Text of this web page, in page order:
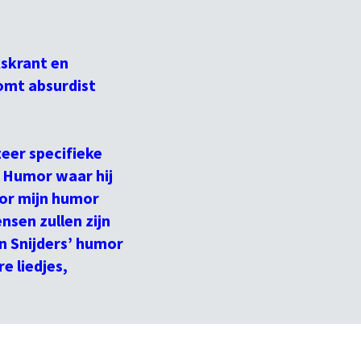
en
absurdist
specifieke
waar hij
mijn humor
zullen zijn
Snijders’ humor
liedjes,